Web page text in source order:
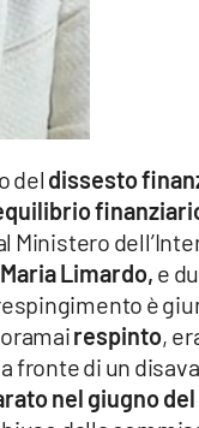
del dissesto
Ministero
Limardo, e
è
respinto,
a fronte di un
nel giugno del